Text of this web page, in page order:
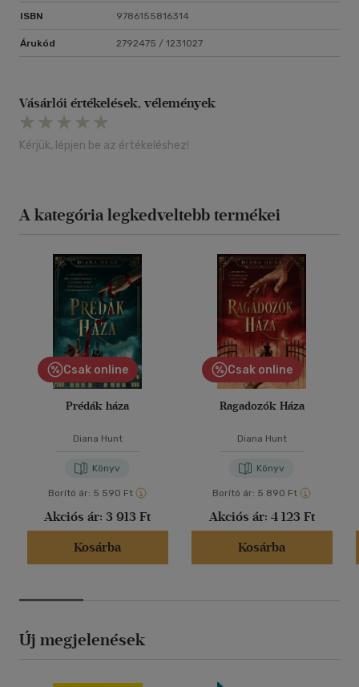
ISBN 9786155816314
Árukód 2792475 / 1231027
Vásárlói értékelések, vélemények
Kérjük, lépjen be az értékeléshez!
A kategória legkedveltebb termékei
Csak online
Prédák háza
Diana Hunt
Könyv
Borító ár: 5 590 Ft
Akciós ár: 3 913 Ft
Kosárba
Csak online
Ragadozók Háza
Diana Hunt
Könyv
Borító ár: 5 890 Ft
Akciós ár: 4 123 Ft
Kosárba
Új megjelenések